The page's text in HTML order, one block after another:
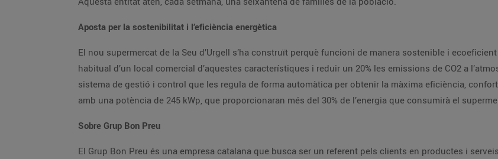
Aposta per la sostenibilitat i l’eficiència energètica
El nou supermercat de la Seu d’Urgell s’ha construït perquè funcioni de manera sostenible i
habitual d’un local comercial d’aquestes característiques i reduir un 20% les emissions de CO2 a
sistema de gestió i control que les regula de forma automàtica per obtenir la màxima eficiència,
amb una potència de 245 kWp, que proporcionaran més del 30% de l’energia que consumirà el
Sobre Grup Bon Preu
El Grup Bon Preu és una empresa catalana que busca ser un referent pels clients en productes i